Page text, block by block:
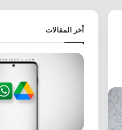
أخر المقالات